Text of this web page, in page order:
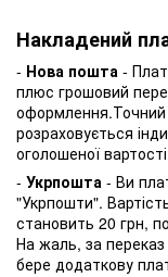
Накладений
- Нова пошта -
плюс грошовий
оформлення.Точний
розраховується
оголошеної
- Укрпошта - Ви
"Укрпошти".
становить 20 грн,
На жаль, за
бере додаткову